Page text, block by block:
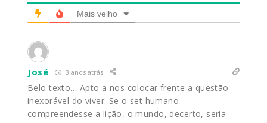
Mais velho
José 3 anos atrás
Belo texto… Apto a nos colocar frente a questão
inexorável do viver. Se o set humano
compreendesse a lição, o mundo, decerto, seria